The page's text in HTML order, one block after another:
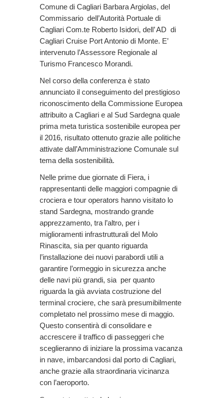
Comune di Cagliari Barbara Argiolas, del
Commissario dell’Autorità Portuale di
Cagliari Com.te Roberto Isidori, dell’ AD di
Cagliari Cruise Port Antonio di Monte. E’
intervenuto l’Assessore Regionale al
Turismo Francesco Morandi.
Nel corso della conferenza è stato
annunciato il conseguimento del prestigioso
riconoscimento della Commissione Europea
attribuito a Cagliari e al Sud Sardegna quale
prima meta turistica sostenibile europea per
il 2016, risultato ottenuto grazie alle politiche
attivate dall’Amministrazione Comunale sul
tema della sostenibilità.
Nelle prime due giornate di Fiera, i
rappresentanti delle maggiori compagnie di
crociera e tour operators hanno visitato lo
stand Sardegna, mostrando grande
apprezzamento, tra l’altro, per i
miglioramenti infrastrutturali del Molo
Rinascita, sia per quanto riguarda
l’installazione dei nuovi parabordi utili a
garantire l’ormeggio in sicurezza anche
delle navi più grandi, sia per quanto
riguarda la già avviata costruzione del
terminal crociere, che sarà presumibilmente
completato nel prossimo mese di maggio.
Questo consentirà di consolidare e
accrescere il traffico di passeggeri che
sceglieranno di iniziare la prossima vacanza
in nave, imbarcandosi dal porto di Cagliari,
anche grazie alla straordinaria vicinanza
con l’aeroporto.